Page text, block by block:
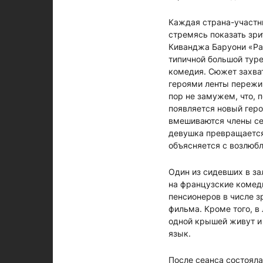
Каждая страна-
стремясь показать
Киванджа Баруони
типичной большой
комедия. Сюжет
героями ленты
пор не замужем, что,
появляется новый
вмешиваются члены
девушка
объясняется с
Один из сидевших в
на французские
пенсионеров в числе
фильма. Кроме того, в
одной крышей живут и
язык.
После сеанса